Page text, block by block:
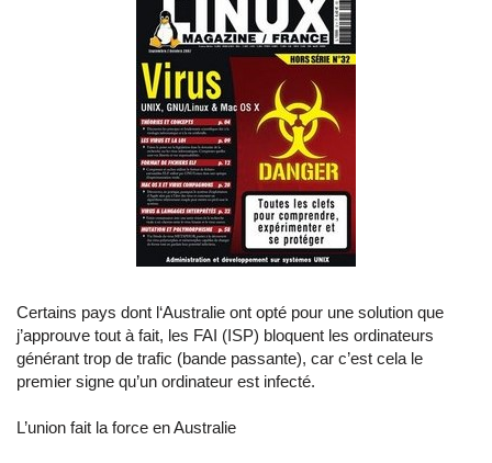
Certains pays dont l‘Australie ont opté pour une solution que
j’approuve tout à fait, les FAI (ISP) bloquent les ordinateurs
générant trop de trafic (bande passante), car c’est cela le
premier signe qu’un ordinateur est infecté.
L’union fait la force en Australie